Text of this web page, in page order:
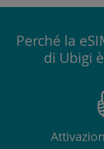
Perché la
di Ubigi